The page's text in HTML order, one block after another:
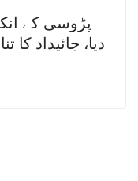
پڑوسی کے
دیا، جائیداد